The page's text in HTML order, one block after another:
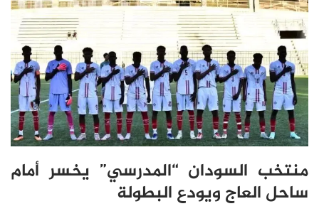
منتخب السودان “المدرسي” يخسر أمام
ساحل العاج ويودع البطولة